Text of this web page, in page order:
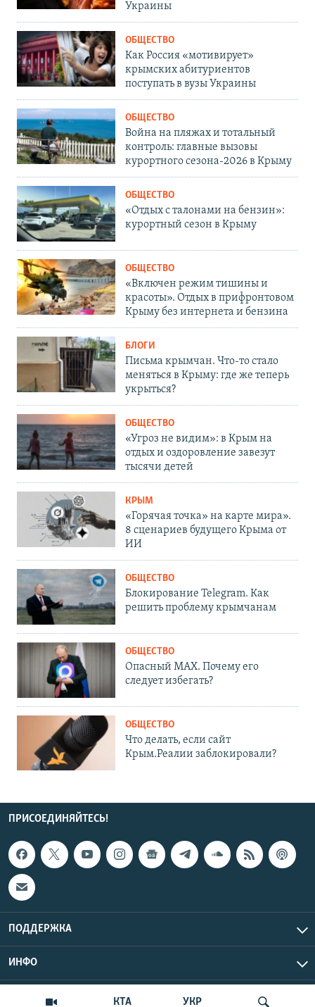
КТА УКР
Украины
ОБЩЕСТВО
Как Россия «мотивирует»
крымских абитуриентов
поступать в вузы Украины
ОБЩЕСТВО
Война на пляжах и тотальный
контроль: главные вызовы
курортного сезона-2026 в Крыму
ОБЩЕСТВО
«Отдых с талонами на бензин»:
курортный сезон в Крыму
ОБЩЕСТВО
«Включен режим тишины и
красоты». Отдых в прифронтовом
Крыму без интернета и бензина
БЛОГИ
Письма крымчан. Что-то стало
меняться в Крыму: где же теперь
укрыться?
ОБЩЕСТВО
«Угроз не видим»: в Крым на
отдых и оздоровление завезут
тысячи детей
КРЫМ
«Горячая точка» на карте мира».
8 сценариев будущего Крыма от
ИИ
ОБЩЕСТВО
Блокирование Telegram. Как
решить проблему крымчанам
ОБЩЕСТВО
Опасный MAX. Почему его
следует избегать?
ОБЩЕСТВО
Что делать, если сайт
Крым.Реалии заблокировали?
ПРИСОЕДИНЯЙТЕСЬ!
ПОДДЕРЖКА
ИНФО
Copyright Крым.Реалии, 2026 | Все права защищены.
UTC+3